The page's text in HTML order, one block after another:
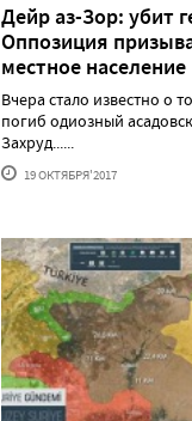
Дейр аз-Зор: убит
Оппозиция
местное население
Вчера стало известно о
погиб одиозный
Захруд......
19 ОКТЯБРЯ'2017